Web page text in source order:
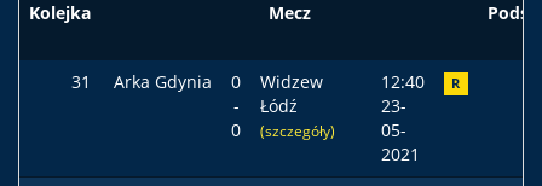
Kolejka Mecz Podst
31 Arka Gdynia
0
-
0
Widzew
Łódź
(szczegóły)
12:40
23-
05-
2021
R